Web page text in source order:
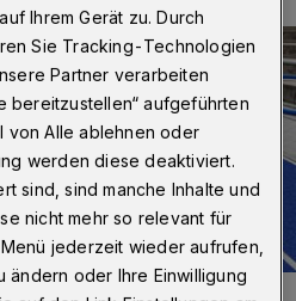
Ihrem Gerät zu. Durch
Sie Tracking-Technologien
Partner verarbeiten
bereitzustellen“ aufgeführten
von Alle ablehnen oder
werden diese deaktiviert.
sind, sind manche Inhalte und
nicht mehr so relevant für
jederzeit wieder aufrufen,
ändern oder Ihre Einwilligung